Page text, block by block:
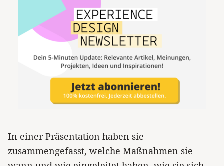
In einer Präsentation haben sie
zusammengefasst, welche Maßnahmen sie